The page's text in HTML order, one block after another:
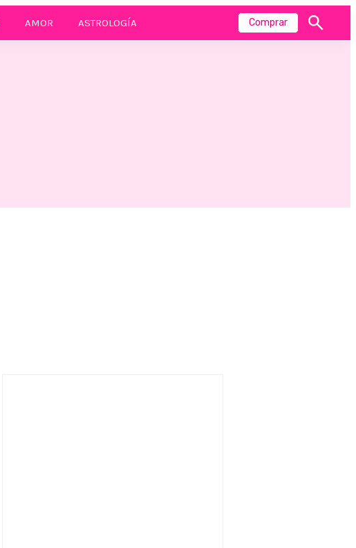
AMOR ASTROLOGÍA Comprar
Mostrar